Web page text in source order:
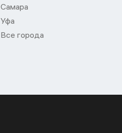
Самара
Уфа
Все города